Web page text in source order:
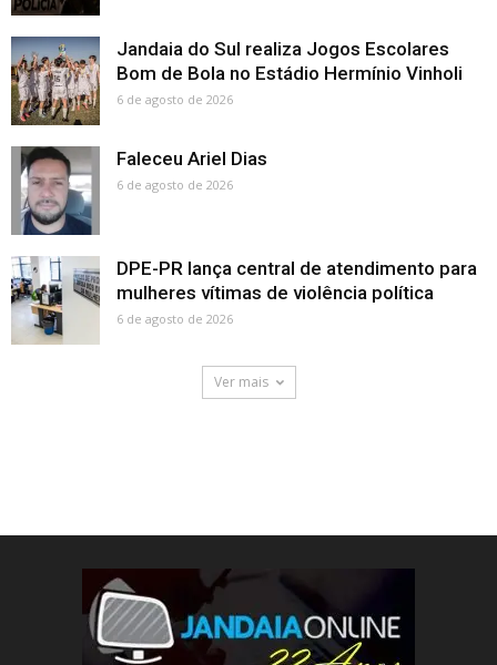
Jandaia do Sul realiza Jogos Escolares
Bom de Bola no Estádio Hermínio Vinholi
6 de agosto de 2026
Faleceu Ariel Dias
6 de agosto de 2026
DPE-PR lança central de atendimento para
mulheres vítimas de violência política
6 de agosto de 2026
Ver mais